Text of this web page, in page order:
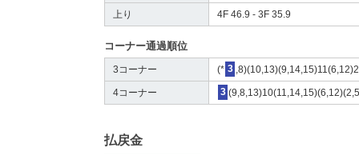
上り 4F 46.9 - 3F 35.9
コーナー通過順位
3コーナー (* 3
4コーナー 3
払戻金